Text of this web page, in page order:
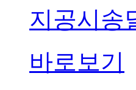
지공시송
바로보기